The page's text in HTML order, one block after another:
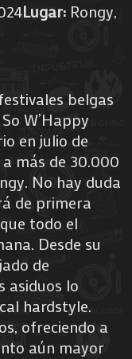
Lugar: Rongy,
belgas
W’Happy
en julio de
a más de 30.000
No hay duda
de primera
todo el
Desde su
de
asiduos lo
hardstyle.
ofreciendo a
aún mayor